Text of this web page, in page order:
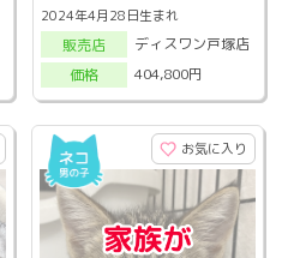
2024年4月28日生まれ
販売店
ディスワン戸塚店
価格
404,800円
お気に入り